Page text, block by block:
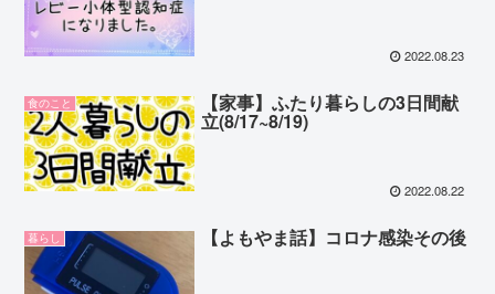
2022.08.23
食のこと 【家事】ふたり暮らしの3日間献
立(8/17~8/19)
2022.08.22
暮らし 【よもやま話】コロナ感染その後